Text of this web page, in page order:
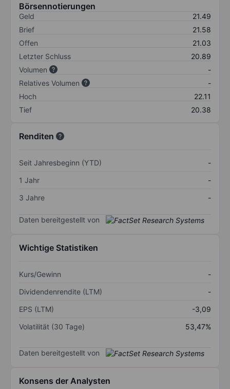
Börsennotierungen
Geld
21.49
Brief
21.58
Offen
21.03
Letzter Schluss
20.89
Volumen
-
Relatives Volumen
-
Hoch
22.11
Tief
20.38
Renditen
Seit Jahresbeginn (YTD)
-
1 Jahr
-
3 Jahre
-
Daten bereitgestellt von
Wichtige Statistiken
Kurs/Gewinn
-
Dividendenrendite (LTM)
-
EPS (LTM)
-3,09
Volatilität (30 Tage)
53,47%
Daten bereitgestellt von
Konsens der Analysten